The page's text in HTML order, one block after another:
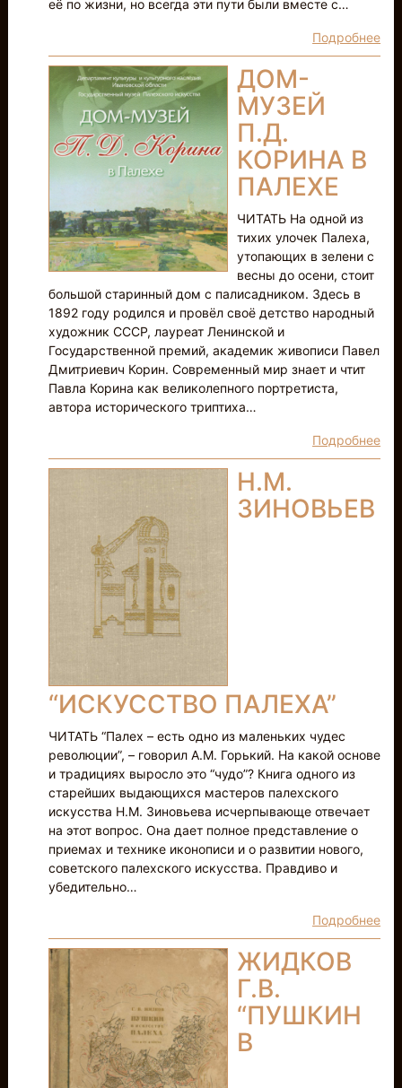
её по жизни, но всегда эти пути были вместе с…
Подробнее
ДОМ-
МУЗЕЙ
П.Д.
КОРИНА В
ПАЛЕХЕ
ЧИТАТЬ На одной из
тихих улочек Палеха,
утопающих в зелени с
весны до осени, стоит
большой старинный дом с палисадником. Здесь в
1892 году родился и провёл своё детство народный
художник СССР, лауреат Ленинской и
Государственной премий, академик живописи Павел
Дмитриевич Корин. Современный мир знает и чтит
Павла Корина как великолепного портретиста,
автора исторического триптиха…
Подробнее
Н.М.
ЗИНОВЬЕВ
“ИСКУССТВО ПАЛЕХА”
ЧИТАТЬ “Палех – есть одно из маленьких чудес
революции”, – говорил А.М. Горький. На какой основе
и традициях выросло это “чудо”? Книга одного из
старейших выдающихся мастеров палехского
искусства Н.М. Зиновьева исчерпывающе отвечает
на этот вопрос. Она дает полное представление о
приемах и технике иконописи и о развитии нового,
советского палехского искусства. Правдиво и
убедительно…
Подробнее
ЖИДКОВ
Г.В.
“ПУШКИН
В